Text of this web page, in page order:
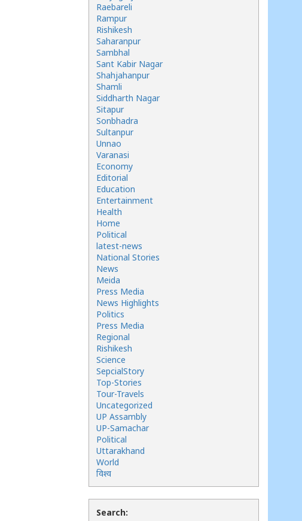
Raebareli
Rampur
Rishikesh
Saharanpur
Sambhal
Sant Kabir Nagar
Shahjahanpur
Shamli
Siddharth Nagar
Sitapur
Sonbhadra
Sultanpur
Unnao
Varanasi
Economy
Editorial
Education
Entertainment
Health
Home
Political
latest-news
National Stories
News
Meida
Press Media
News Highlights
Politics
Press Media
Regional
Rishikesh
Science
SepcialStory
Top-Stories
Tour-Travels
Uncategorized
UP Assambly
UP-Samachar
Political
Uttarakhand
World
विश्व
Search: